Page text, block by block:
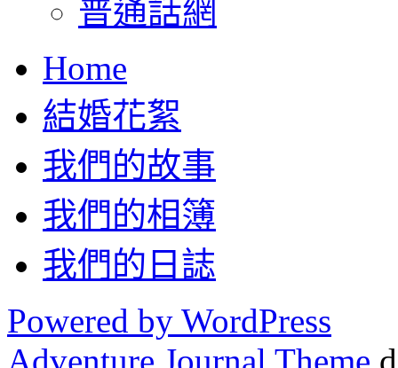
普通話網
Home
結婚花絮
我們的故事
我們的相簿
我們的日誌
Powered by WordPress
Adventure Journal Theme